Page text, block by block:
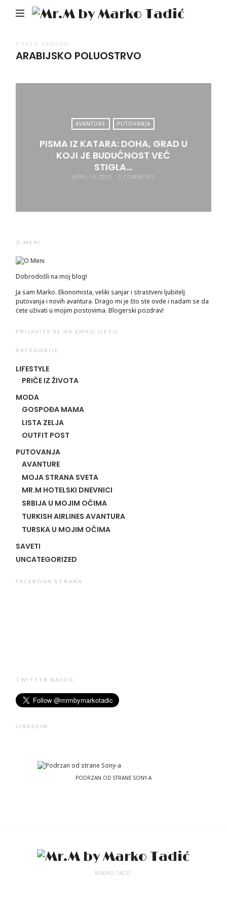
Mr.M
POSTS TAGGED
ARABIJSKO POLUOSTRVO
AVANTURE PUTOVANJA
PISMA IZ KATARA: DOHA, GRAD U
KOJI JE BUDUĆNOST VEĆ
STIGLA…
APRIL 14, 2023 3 COMMENTS
O MENI
Dobrodošli na moj blog!
Ja sam Marko. Ekonomista, veliki sanjar i strastveni ljubitelj
putovanja i novih avantura. Drago mi je što ste ovde i nadam se da
ćete uživati u mojim postovima. Blogerski pozdrav!
PRIJAVITE SE NA EMAIL LISTU
KATEGORIJE
LIFESTYLE
PRIČE IZ ŽIVOTA
MODA
GOSPOĐA MAMA
LISTA ZELJA
OUTFIT POST
PUTOVANJA
AVANTURE
MOJA STRANA SVETA
MR.M HOTELSKI DNEVNICI
SRBIJA U MOJIM OČIMA
TURKISH AIRLINES AVANTURA
TURSKA U MOJIM OČIMA
SAVETI
UNCATEGORIZED
FACEBOOK STRANA
TWITTER NALOG
LINKEDIN
PODRZAN OD STRANE SONY-A
MARKO TADIC